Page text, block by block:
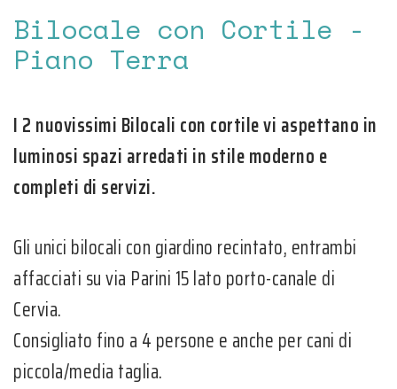
Bilocale con Cortile -
Piano Terra
I 2 nuovissimi Bilocali con cortile vi aspettano in
luminosi spazi arredati in stile moderno e
completi di servizi.
Gli unici bilocali con giardino recintato, entrambi
affacciati su via Parini 15 lato porto-canale di
Cervia.
Consigliato fino a 4 persone e anche per cani di
piccola/media taglia.